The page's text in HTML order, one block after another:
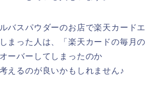
バスパウダーのお店で楽天カードエ
まった人は、「楽天カードの毎月の
ーバーしてしまったのか
えるのが良いかもしれません♪